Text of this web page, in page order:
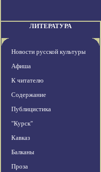
ЛИТЕРАТУРА
Новости русской культуры
Афиша
К читателю
Содержание
Публицистика
"Курск"
Кавказ
Балканы
Проза